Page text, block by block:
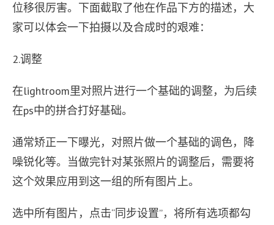
位移很厉害。下面截取了他在作品下方的描述，大
家可以体会一下拍摄以及合成时的艰难：
2.调整
在lightroom里对照片进行一个基础的调整，为后续
在ps中的拼合打好基础。
通常矫正一下曝光，对照片做一个基础的调色，降
噪锐化等。当做完针对某张照片的调整后，需要将
这个效果应用到这一组的所有图片上。
选中所有图片，点击“同步设置”，将所有选项都勾